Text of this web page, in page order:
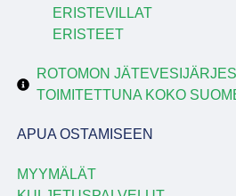
ERISTEVILLAT
ERISTEET
ROTOMON
TOIMITETTUNA KOKO
APUA OSTAMISEEN
MYYMÄLÄT